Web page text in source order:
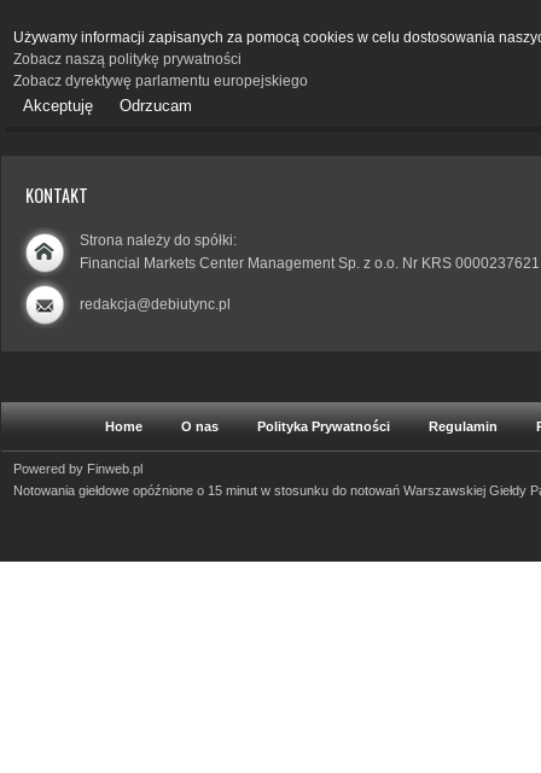
Używamy informacji zapisanych za pomocą cookies w celu dostosowania
Zobacz naszą politykę prywatności
Zobacz dyrektywę parlamentu europejskiego
Akceptuję Odrzucam
KONTAKT
Strona należy do spółki:
Financial Markets Center Management Sp. z o.o. Nr KRS 0000237621
redakcja@debiutync.pl
Home O nas Polityka Prywatności Regulamin
Powered by Finweb.pl
Notowania giełdowe opóźnione o 15 minut w stosunku do notowań Warszawskiej Giełdy